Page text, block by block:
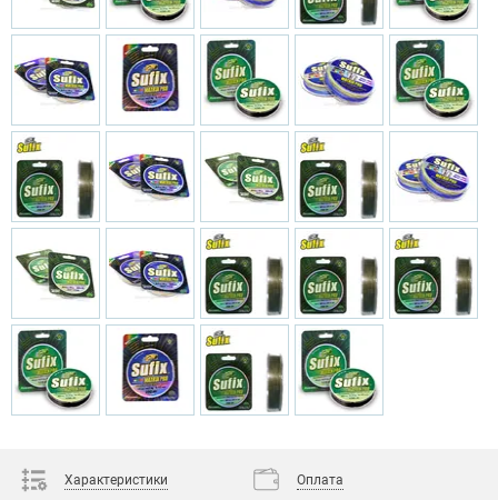
Характеристики Оплата